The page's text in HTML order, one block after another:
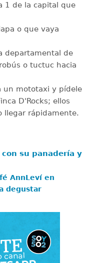
1 de la capital que
o que vaya
departamental de
o tuctuc hacia
un mototaxi y pídele
D'Rocks; ellos
llegar rápidamente.
su panadería y
AnnLeví en
degustar